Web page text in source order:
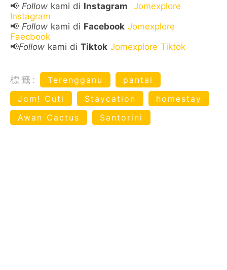
📢 Follow kami di Instagram
Jomexplore
Instagram
📢 Follow kami di Facebook Jomexplore
Faecbook
📢Follow kami di Tiktok Jomexplore Tiktok
標籤: Terengganu
pantai
Jom! Cuti
Staycation
homestay
Awan Cactus
Santorini